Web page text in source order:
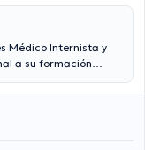
Médico Internista y
a su formación
cuenta con varios
médicas.
abundantes